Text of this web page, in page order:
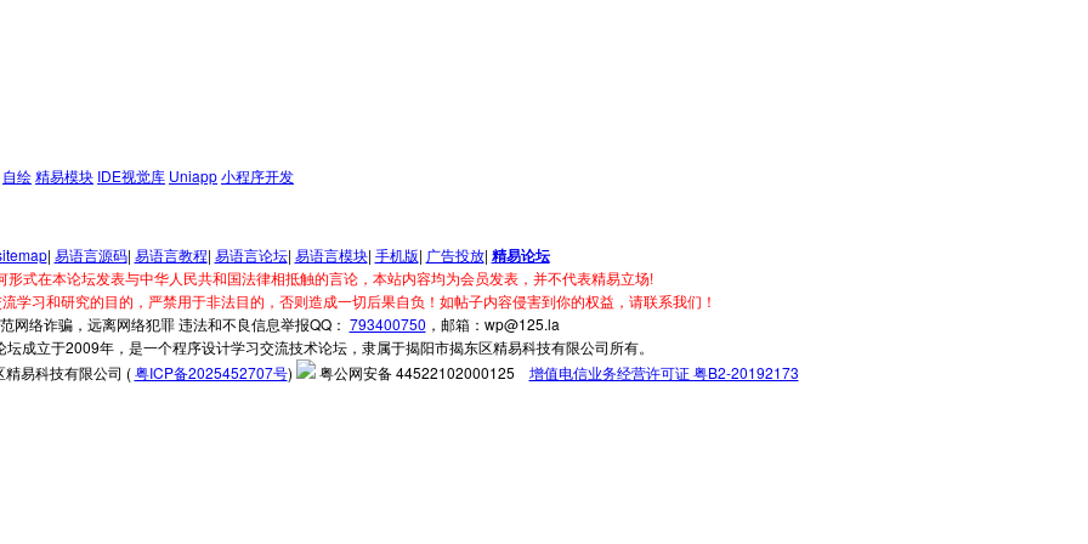
自绘精易模块 IDE视觉库 Uniapp小程序开发
| 易语言源码| 易语言教程| 易语言论坛| 易语言模块| 手机版| 广告投放| 精易论坛
形式在本论坛发表与中华人民共和国法律相抵触的言论，本站内容均为会员发表，并不代表精易立场!
学习和研究的目的，严禁用于非法目的，否则造成一切后果自负！如帖子内容侵害到你的权益，请联系我们！
网络诈骗，远离网络犯罪 违法和不良信息举报QQ： 793400750 ，邮箱：wp@125.la
坛成立于2009年，是一个程序设计学习交流技术论坛，隶属于揭阳市揭东区精易科技有限公司所有。
易科技有限公司 (粤ICP备2025452707号) 粤公网安备 44522102000125 增值电信业务经营许可证 粤B2-20192173